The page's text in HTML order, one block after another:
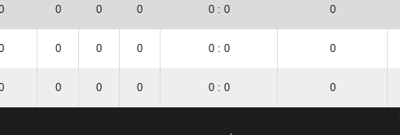
0 0 0 0 : 0 0
0 0 0 0 : 0 0
0 0 0 0 : 0 0